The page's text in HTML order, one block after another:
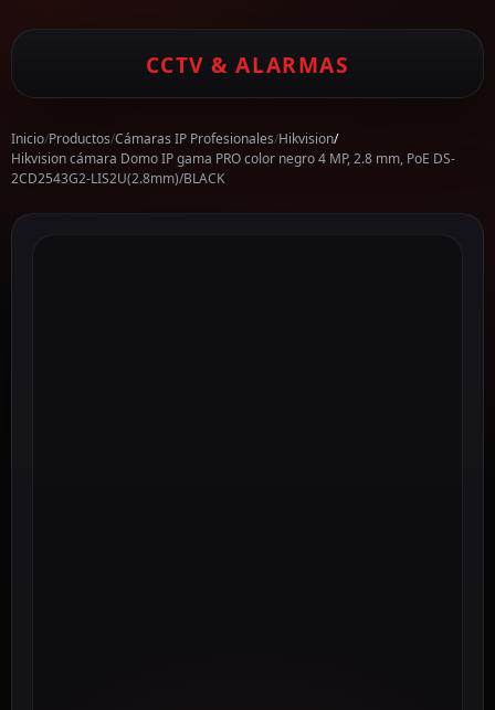
CCTV & ALARMAS
Inicio/Productos/Cámaras IP Profesionales/Hikvision/
Hikvision cámara Domo IP gama PRO color negro 4 MP, 2.8 mm, PoE DS-
2CD2543G2-LIS2U(2.8mm)/BLACK